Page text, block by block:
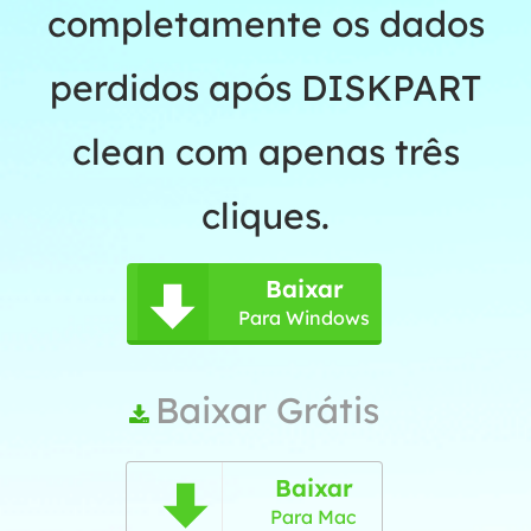
completamente os dados
perdidos após DISKPART
clean com apenas três
cliques.
 Baixar
Para Windows
 Baixar Grátis
 Baixar
Para Mac